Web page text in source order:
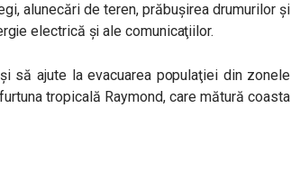
alunecări de teren, prăbuşirea drumurilor şi
electrică şi ale comunicaţiilor.
să ajute la evacuarea populaţiei din zonele
tropicală Raymond, care mătură coasta